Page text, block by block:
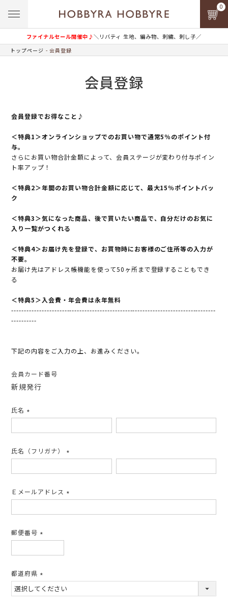
ファイナルセール開催中♪＼リバティ 生地、編み物、刺繍、刺し子／
0
トップページ 会員登録
会員登録
会員登録でお得なこと♪
＜特典1＞オンラインショップでのお買い物で通常5％のポイント付
与。
さらにお買い物合計金額によって、会員ステージが変わり付与ポイン
ト率アップ！
＜特典2＞年間のお買い物合計金額に応じて、最大15％ポイントバッ
ク
＜特典3＞気になった商品、後で買いたい商品で、自分だけのお気に
入り一覧がつくれる
＜特典4＞お届け先を登録で、お買物時にお客様のご住所等の入力が
不要。
お届け先はアドレス帳機能を使って50ヶ所まで登録することもでき
る
＜特典5＞入会費・年会費は永年無料
---------------------------------------------------------------------------------
----------
下記の内容をご入力の上、お進みください。
会員カード番号
新規発行
氏名
須)
氏名（フリガナ）
須)
Ｅメールアドレス
須)
郵便番号
須)
都道府県
(必
須)